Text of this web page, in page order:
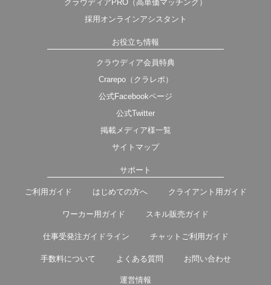
クラウディアPRO（高単価マッチング）
採用オンラインアシスタント
お役立ち情報
クラウディア会員特典
Crarepo（クラレポ）
公式Facebookページ
公式Twitter
掲載メディア様一覧
サイトマップ
サポート
ご利用ガイド はじめての方へ クライアント用ガイド
ワーカー用ガイド スキル販売ガイド
仕事受発注ガイドライン チャットご利用ガイド
手数料について よくある質問 お問い合わせ
運営情報